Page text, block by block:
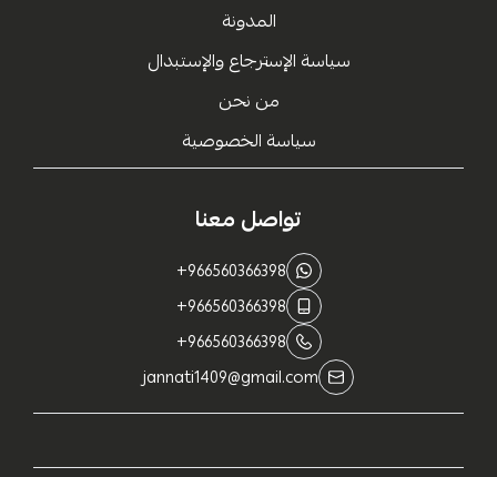
المدونة
سياسة الإسترجاع والإستبدال
من نحن
سياسة الخصوصية
تواصل معنا
+966560366398
+966560366398
+966560366398
jannati1409@gmail.com